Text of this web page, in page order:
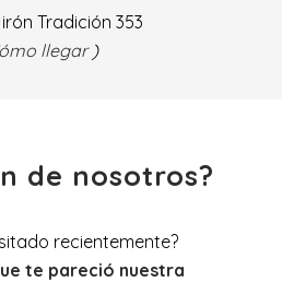
Tradición 353
llegar)
de nosotros?
recientemente?
te pareció nuestra